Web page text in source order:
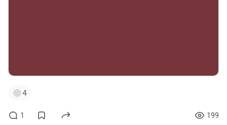
4
1 199